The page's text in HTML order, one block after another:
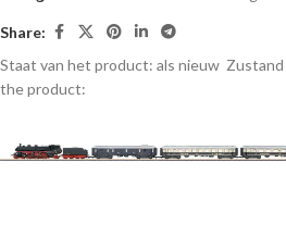
Share:
Staat van het product: als nieuw
the product: